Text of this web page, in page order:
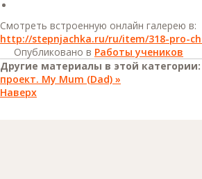
Смотреть встроенную онлайн галерею в:
http://stepnjachka.ru/ru/item/318-pro-
Опубликовано в Работы учеников
Другие материалы в этой категории:
проект. My Mum (Dad) »
Наверх